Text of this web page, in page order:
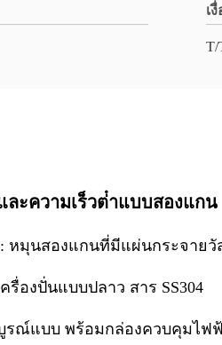
เ
T/
ละความเร็วต่ําแบบสองแกน
หมุนสองแกนที่มีแผ่นกระจายวั
รื่องปั่นแบบปลาว สาร SS304
รณ์แบบ พร้อมกล่องควบคุมไฟ